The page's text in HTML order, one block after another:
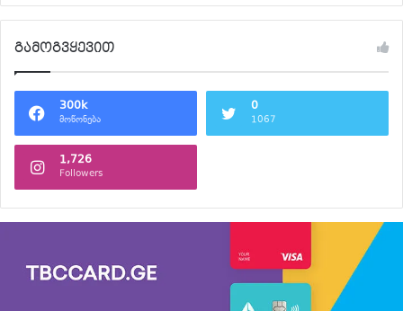
გამოგვყევით
300k
მოწონება
0
1067
1,726
Followers